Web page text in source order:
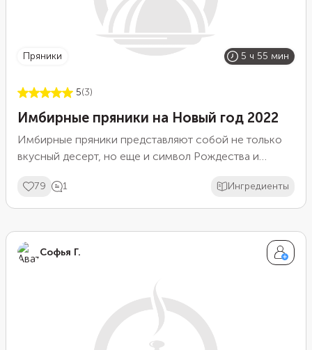
пряники 5 ч 55 мин
5(3)
Имбирные пряники на Новый год 2022
Имбирные пряники представляют собой не только
вкусный десерт, но еще и символ Рождества и
печь десерт в канун праздников появилась в Англии,
откуда позже перешла и в другие страны. Пошаговое
времени. Изделиям по традиции придают
праздничные формы — елочки, звездочки, снежинки
79 1 Ингредиенты
Софья Г.